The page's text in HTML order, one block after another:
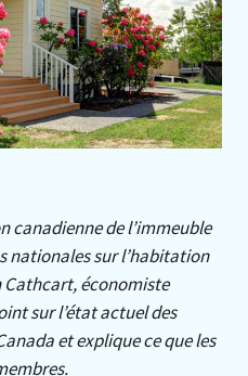
canadienne de l’immeuble
nationales sur l’habitation
Cathcart, économiste
sur l’état actuel des
et explique ce que les